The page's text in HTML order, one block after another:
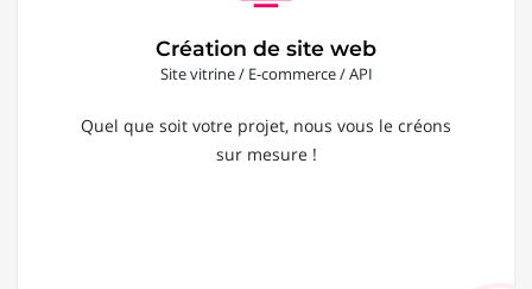
Création de site web
Site vitrine / E-commerce / API
Quel que soit votre projet, nous vous le créons
sur mesure !